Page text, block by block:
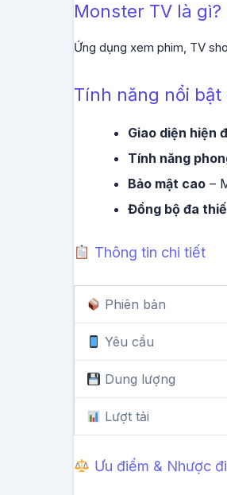
Monster TV là gì?
Ứng dụng xem phim, TV
Tính năng nổi
Giao diện hiện
Tính năng
Bảo mật cao –
Đồng bộ đa
Thông tin chi tiết
Phiên bản
Yêu cầu
Dung lượng
Lượt tải
Ưu điểm & Nhược